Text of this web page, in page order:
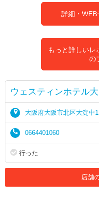
詳細・WEB
もっと詳しいレ
の
ウェスティンホテル
大阪府大阪市北区大淀中
0664401060
行った
店舗